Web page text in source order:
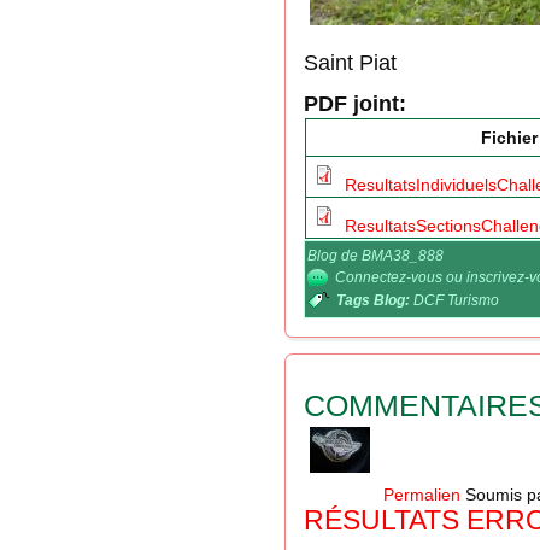
Saint Piat
PDF joint:
Blog de BMA38_888
Connectez-vous ou inscrivez-
Tags Blog: DCF Turismo
Permalien Soumis
RÉSULTATS